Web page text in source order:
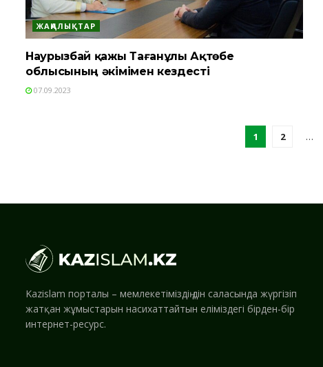
ЖАҢАЛЫҚТАР
Наурызбай қажы Тағанұлы Ақтөбе
облысының әкімімен кездесті
07.09.2023
1 2 …
Kazislam порталы – мемлекетіміздің дін саласында жүргізіп
жатқан жұмыстарын насихаттайтын еліміздегі бірден-бір
интернет-ресурс.